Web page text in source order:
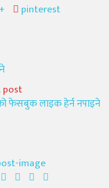
pinterest
post
फेसबुक लाइक हेर्न नपाइने